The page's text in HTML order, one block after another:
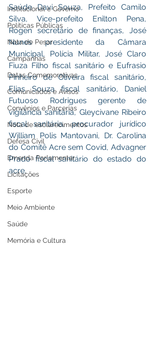
Institucional e Governo
Políticas Públicas
Nota de Pesar
Campanhas
Datas Comemorativas
Comunicados e Avisos
Convênios e Parcerias
Nota de esclarecimentos
Defesa Civil
Emenda Parlamentar
Licitações
Esporte
Meio Ambiente
Saúde
Memória e Cultura
Saúde Davi Souza, Prefeito Camilo
Silva, Vice-prefeito Enilton Pena,
Rogen secretário de finanças, José
Nunes presidente da Câmara
Municipal, Polícia Militar, José Claro
Fiuza Filho fiscal sanitário e Eufrasio
Pinheiro de Oliveira fiscal sanitário,
Elias Souza fiscal sanitário, Daniel
Futuoso Rodrigues gerente de
vigilância sanitária, Gleycivane Ribeiro
fiscal sanitária, procurador jurídico
William Polis Mantovani, Dr. Carolina
do Comitê Acre sem Covid, Advagner
Prado fiscal sanitário do estado do
acre.